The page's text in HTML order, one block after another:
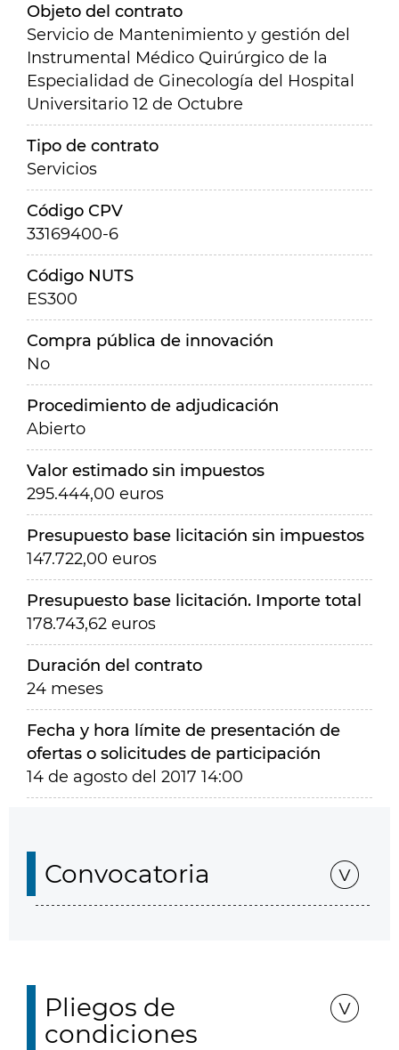
Objeto del contrato
Servicio de Mantenimiento y gestión del
Instrumental Médico Quirúrgico de la
Especialidad de Ginecología del Hospital
Universitario 12 de Octubre
Tipo de contrato
Servicios
Código CPV
33169400-6
Código NUTS
ES300
Compra pública de innovación
No
Procedimiento de adjudicación
Abierto
Valor estimado sin impuestos
295.444,00 euros
Presupuesto base licitación sin impuestos
147.722,00 euros
Presupuesto base licitación. Importe total
178.743,62 euros
Duración del contrato
24 meses
Fecha y hora límite de presentación de
ofertas o solicitudes de participación
14 de agosto del 2017 14:00
Convocatoria
Pliegos de
condiciones